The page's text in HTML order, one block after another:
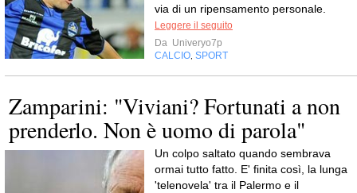
via di un ripensamento personale.
Leggere il seguito
Da Univeryo7p
CALCIO SPORT
Zamparini: "Viviani? Fortunati a non
prenderlo. Non è uomo di parola"
Un colpo saltato quando sembrava
ormai tutto fatto. E' finita così, la lunga
'telenovela' tra il Palermo e il